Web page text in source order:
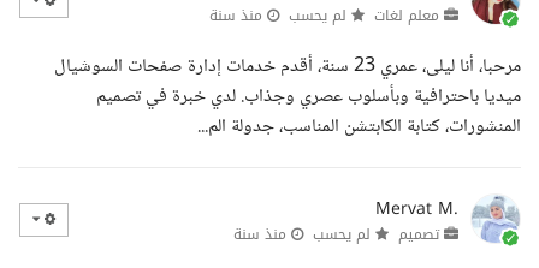
معلم لغات لم يحسب منذ سنة
مرحبا، أنا ليلى، عمري 23 سنة، أقدم خدمات إدارة صفحات السوشيال
ميديا باحترافية وبأسلوب عصري وجذاب. لدي خبرة في تصميم
المنشورات، كتابة الكابتشن المناسب، جدولة الم...
Mervat M.
تصميم لم يحسب منذ سنة